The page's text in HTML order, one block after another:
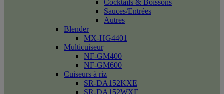
Cocktails & Boissons
Sauces/Entrées
Autres
Blender
MX-HG4401
Multicuiseur
NF-GM400
NF-GM600
Cuiseurs à riz
SR-DA152KXE
SR-DA152WXE